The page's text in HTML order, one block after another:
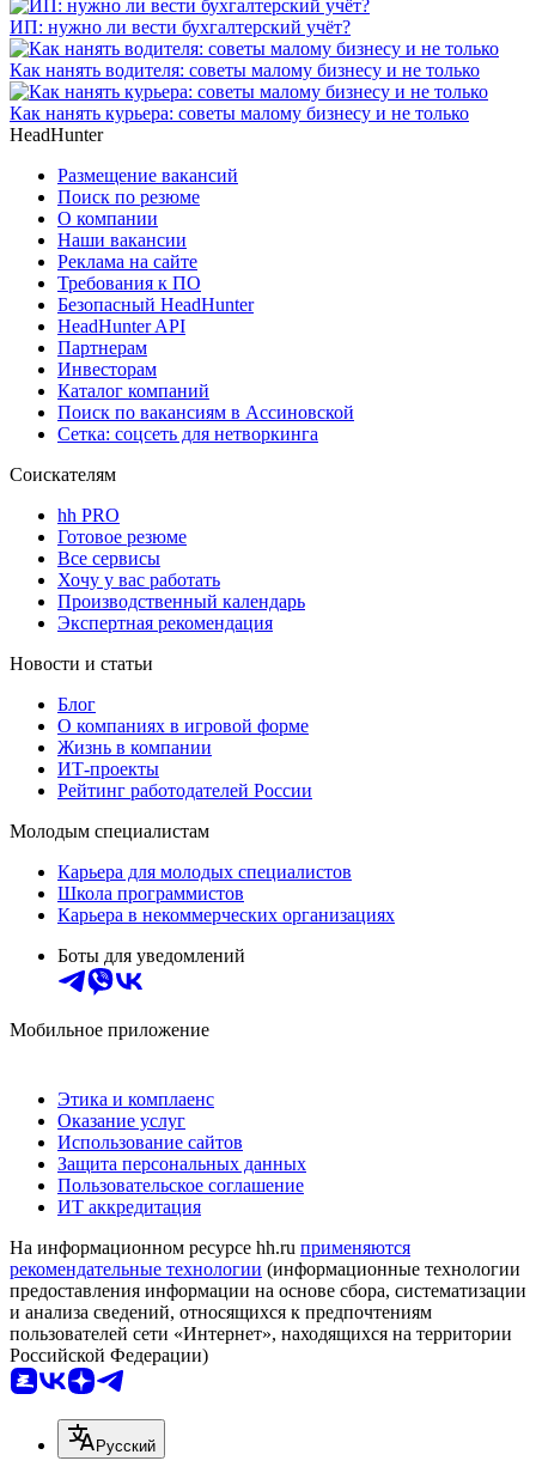
ИП: нужно ли вести бухгалтерский учёт?
Как нанять водителя: советы малому бизнесу и не только
Как нанять курьера: советы малому бизнесу и не только
HeadHunter
Размещение вакансий
Поиск по резюме
О компании
Наши вакансии
Реклама на сайте
Требования к ПО
Безопасный HeadHunter
HeadHunter API
Партнерам
Инвесторам
Каталог компаний
Поиск по вакансиям в Ассиновской
Сетка: соцсеть для нетворкинга
Соискателям
hh PRO
Готовое резюме
Все сервисы
Хочу у вас работать
Производственный календарь
Экспертная рекомендация
Новости и статьи
Блог
О компаниях в игровой форме
Жизнь в компании
ИТ-проекты
Рейтинг работодателей России
Молодым специалистам
Карьера для молодых специалистов
Школа программистов
Карьера в некоммерческих организациях
Боты для уведомлений
Мобильное приложение
Этика и комплаенс
Оказание услуг
Использование сайтов
Защита персональных данных
Пользовательское соглашение
ИТ аккредитация
На информационном ресурсе hh.ru применяются
рекомендательные технологии (информационные технологии
предоставления информации на основе сбора, систематизации
и анализа сведений, относящихся к предпочтениям
пользователей сети «Интернет», находящихся на территории
Российской Федерации)
Русский